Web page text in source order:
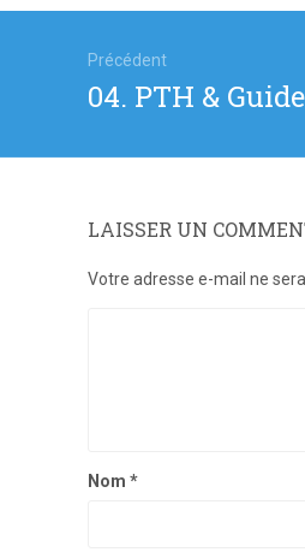
l’article
Précédent
Article
précédent
04. PTH &
LAISSER UN
Votre adresse e-mail ne
Nom *